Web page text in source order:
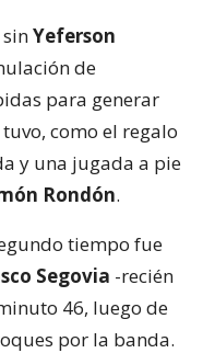
Yeferson
de
para generar
como el regalo
y una jugada a pie
Rondón.
tiempo fue
Segovia -recién
46, luego de
por la banda.